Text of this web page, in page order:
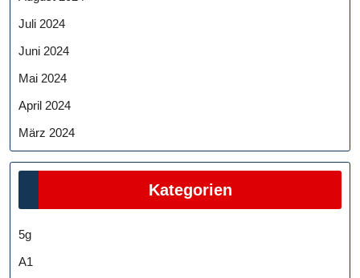
Juli 2024
Juni 2024
Mai 2024
April 2024
März 2024
Kategorien
5g
A1